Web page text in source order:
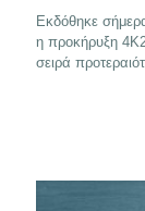
Εκδόθηκε
η προκήρυξη
σειρά